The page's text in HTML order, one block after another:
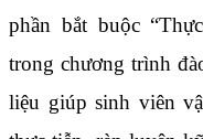
phần bắt buộc
trong chương trình
liệu giúp sinh viên